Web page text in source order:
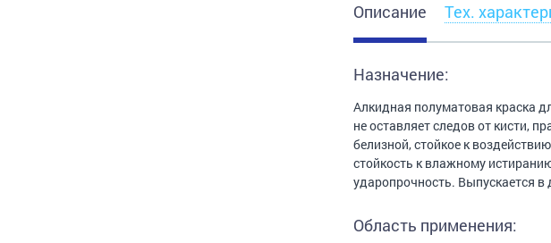
Описание Тех.
Назначение:
Алкидная полуматовая краска
не оставляет следов от кисти,
белизной, стойкое к
стойкость к влажному
ударопрочность. Выпускается в
Область применения: